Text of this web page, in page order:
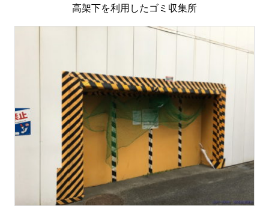
高架下を利用したゴミ収集所